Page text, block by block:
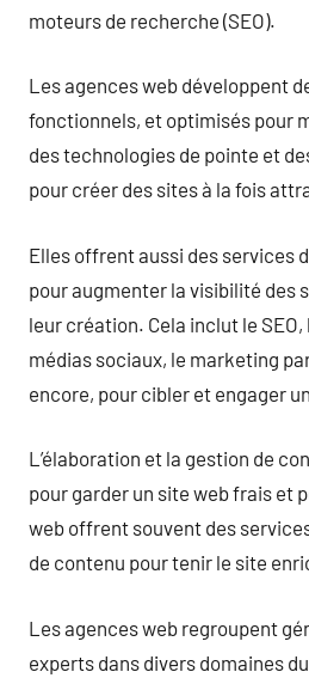
moteurs de recherche (SEO).
Les agences web développent
fonctionnels, et optimisés pour
des technologies de pointe et
pour créer des sites à la fois
Elles offrent aussi des services
pour augmenter la visibilité des
leur création. Cela inclut le
médias sociaux, le marketing
encore, pour cibler et engager
L’élaboration et la gestion de
pour garder un site web frais et
web offrent souvent des
de contenu pour tenir le site
Les agences web regroupent
experts dans divers domaines